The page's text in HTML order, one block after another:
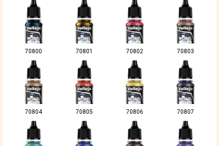
70800 70801 70802 70803
70804 70805 70806 70807